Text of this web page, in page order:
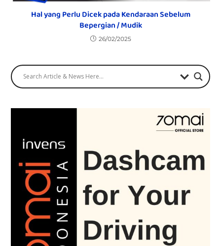
Hal yang Perlu Dicek pada Kendaraan Sebelum
Bepergian / Mudik
26/02/2025